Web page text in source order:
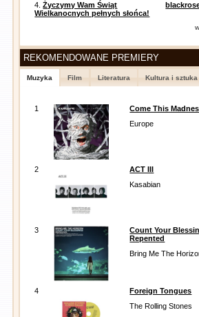
4.Życzymy Wam Świąt
Wielkanocnych pełnych słońca!
REKOMENDOWANE PREMIERY
Muzyka Film Literatura Kultura i sztuka
1
Come This
Europe
2
ACT III
Kasabian
3
Count Your
Repented
Bring Me The
4
Foreign Tongues
The Rolling Stones